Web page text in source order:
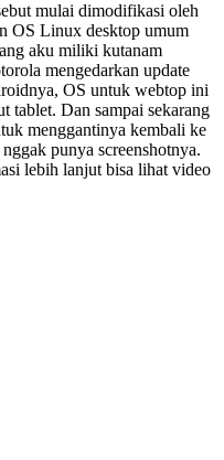
mulai dimodifikasi oleh
OS Linux desktop umum
aku miliki kutanam
mengedarkan update
OS untuk webtop ini
tablet. Dan sampai sekarang
menggantinya kembali ke
punya screenshotnya.
lebih lanjut bisa lihat video